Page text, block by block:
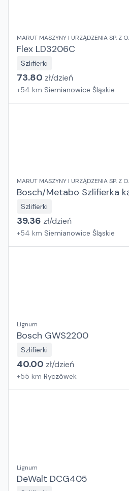
MARUT MASZYNY I URZĄDZENIA SP. Z
Flex LD3206C
Szlifierki
73.80 zł/dzień
+54 km Siemianowice Śląskie
MARUT MASZYNY I URZĄDZENIA SP. Z
Bosch/Metabo Szlifierka
Szlifierki
39.36 zł/dzień
+54 km Siemianowice Śląskie
Lignum
Bosch GWS2200
Szlifierki
40.00 zł/dzień
+55 km Ryczówek
Lignum
DeWalt DCG405